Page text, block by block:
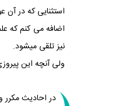
استثنایی که در آن
اضافه می‏ کنم که
نیز تلقی می‏شود.
ولی آنچه این
در احادیث مکرر